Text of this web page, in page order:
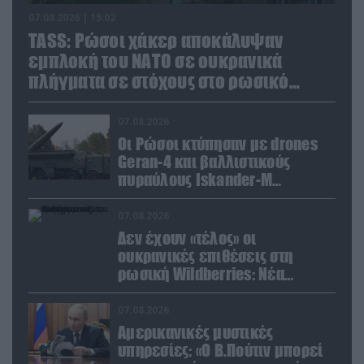
TASS: Ρώσοι χάκερ αποκάλυψαν
εμπλοκή του ΝΑΤΟ σε ουκρανικά
πλήγματα σε στόχους στο ρωσικό
έδαφος!
Οι Ρώσοι κτύπησαν με drones
Geran-4 και βαλλιστικούς
πυραύλους Iskander-M
ουκρανικό τρένο με
Δεν έχουν «τέλος» οι
ουκρανικές επιθέσεις στη
ρωσική Wildberries: Νέα
πλήγματα σε εγκαταστάσεις στα
Αμερικανικές μυστικές
υπηρεσίες: «Ο Β.Πούτιν μπορεί